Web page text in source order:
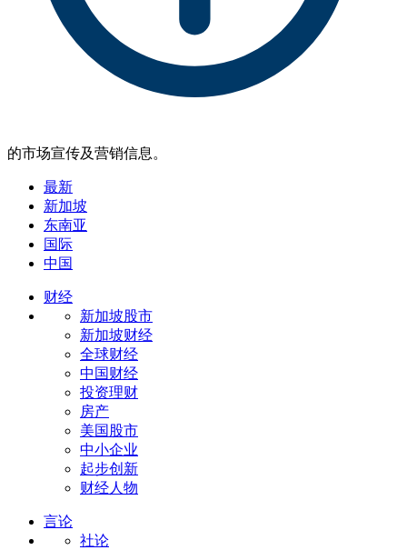
的市场宣传及营销信息。
最新
新加坡
东南亚
国际
中国
财经
新加坡股市
新加坡财经
全球财经
中国财经
投资理财
房产
美国股市
中小企业
起步创新
财经人物
言论
社论